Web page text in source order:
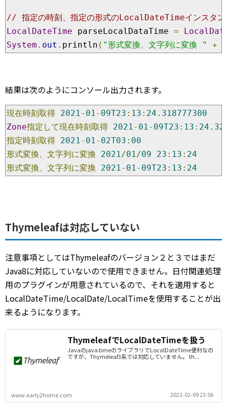
// 指定の時刻、指定の形式のLocalDateTimeインスタン
LocalDateTime parseLocalDataTime =
System . out . println ( "形式変換、文字列に変換 " +
結果は次のようにコンソール出力されます。
現在時刻取得 2021- 01- 09T23 : 13 : 24.318777300
Zone指定して現在時刻取得 2021- 01- 09T23 : 13 :
指定時刻取得 2021- 01- 02T03 : 00
形式変換、文字列に変換
2021/01/09 23 : 13 : 24
形式変換、文字列に変換
2021- 01- 09T23 : 13 : 24
Thymeleafは対応していない
注意事項としてはThymeleafのバージョン２と３ではまだ
Java8に対応していないので使用できません。日付関連処理
用のプラグインが用意されているので、それを適用すると
LocalDateTime/LocalDate/LocalTimeを使用することが出
来るようになります。
ThymeleafでLocalDateTimeを扱う
Javaのjava.timeのライブラリでLocalDateTime便利なの
ですが、Thymeleaf3系では対応していません。 th...
www.early2home.com 2021-01-09 23:56